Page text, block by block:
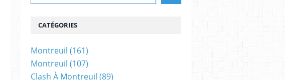
CATÉGORIES
Montreuil (161)
Montreuil (107)
Clash À Montreuil (89)